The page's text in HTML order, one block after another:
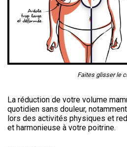
Faites glisser le
La réduction de votre volume
quotidien sans douleur,
lors des activités physiques et
et harmonieuse à votre poitrine.